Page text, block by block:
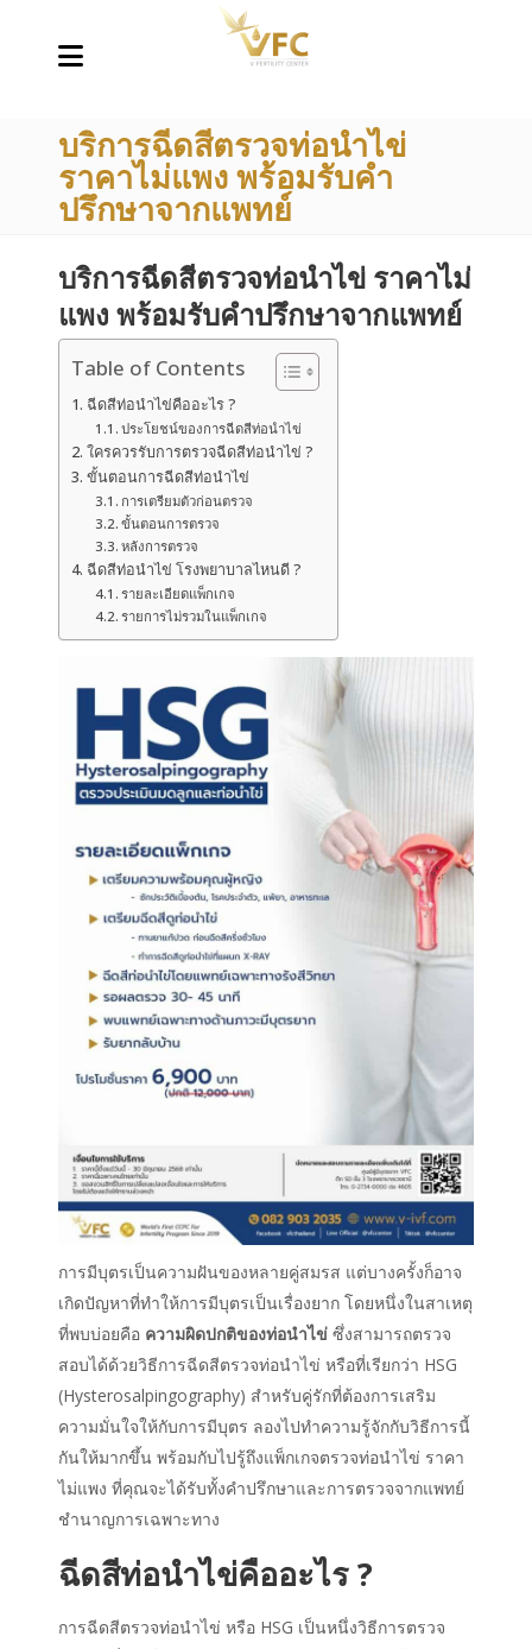
บริการฉีดสีตรวจท่อนำไข่
ราคาไม่แพง พร้อมรับคำ
ปรึกษาจากแพทย์
บริการฉีดสีตรวจท่อนำไข่ ราคาไม่
แพง พร้อมรับคำปรึกษาจากแพทย์
Table of Contents
ฉีดสีท่อนำไข่คืออะไร ?
ประโยชน์ของการฉีดสีท่อนำไข่
ใครควรรับการตรวจฉีดสีท่อนำไข่ ?
ขั้นตอนการฉีดสีท่อนำไข่
การเตรียมตัวก่อนตรวจ
ขั้นตอนการตรวจ
หลังการตรวจ
ฉีดสีท่อนำไข่ โรงพยาบาลไหนดี ?
รายละเอียดแพ็กเกจ
รายการไม่รวมในแพ็กเกจ
การมีบุตรเป็นความฝันของหลายคู่สมรส แต่บางครั้งก็อาจ
เกิดปัญหาที่ทำให้การมีบุตรเป็นเรื่องยาก โดยหนึ่งในสาเหตุ
ที่พบบ่อยคือ ความผิดปกติของท่อนำไข่ ซึ่งสามารถตรวจ
สอบได้ด้วยวิธีการฉีดสีตรวจท่อนำไข่ หรือที่เรียกว่า HSG
(Hysterosalpingography) สำหรับคู่รักที่ต้องการเสริม
ความมั่นใจให้กับการมีบุตร ลองไปทำความรู้จักกับวิธีการนี้
กันให้มากขึ้น พร้อมกับไปรู้ถึงแพ็กเกจตรวจท่อนำไข่ ราคา
ไม่แพง ที่คุณจะได้รับทั้งคำปรึกษาและการตรวจจากแพทย์
ชำนาญการเฉพาะทาง
ฉีดสีท่อนำไข่คืออะไร ?
การฉีดสีตรวจท่อนำไข่ หรือ HSG เป็นหนึ่งวิธีการตรวจ